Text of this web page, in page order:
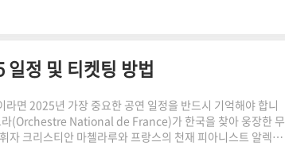
원공사4,000만 원5,500만 원약..
정 및 티켓팅 방법
라면 2025년 가장 중요한 공연 일정을 반드시 기억해야 합니
라(Orchestre National de France)가 한국을 찾아 웅장한 무
자 크리스티안 마첼라루와 프랑스의 천재 피아니스트 알렉상